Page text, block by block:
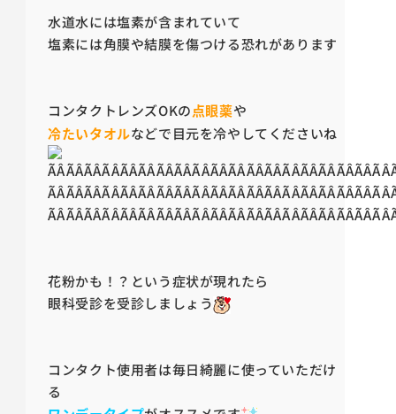
水道水には塩素が含まれていて
塩素には角膜や結膜を傷つける恐れがあります
コンタクトレンズOKの点眼薬や
冷たいタオルなどで目元を冷やしてくださいね
花粉かも！？という症状が現れたら
眼科受診を受診しましょう
コンタクト使用者は毎日綺麗に使っていただけ
る